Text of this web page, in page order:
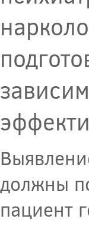
должны
пациент